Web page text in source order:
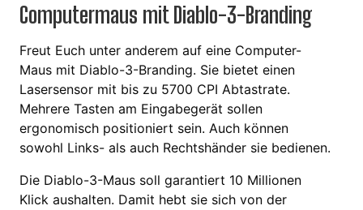
Computermaus mit Diablo-3-Branding
Freut Euch unter anderem auf eine Computer-
Maus mit Diablo-3-Branding. Sie bietet einen
Lasersensor mit bis zu 5700 CPI Abtastrate.
Mehrere Tasten am Eingabegerät sollen
ergonomisch positioniert sein. Auch können
sowohl Links- als auch Rechtshänder sie bedienen.
Die Diablo-3-Maus soll garantiert 10 Millionen
Klick aushalten. Damit hebt sie sich von der